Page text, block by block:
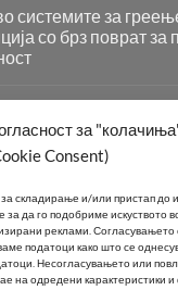
за
Consent)
складирање и/или пристап до
за да го подобриме искуството
реклами.Согласувањето
податоци како што се
Несогласувањето или
на одредени карактеристики
системите за
со брз поврат за
од
за Греење и Ладење
2581 800